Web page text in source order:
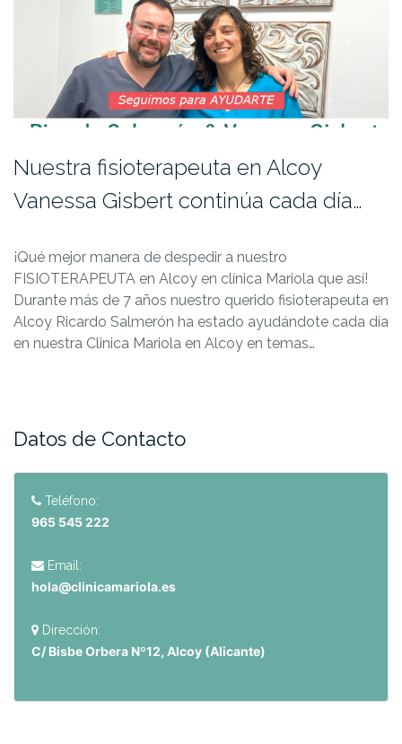
Nuestra fisioterapeuta en Alcoy
Vanessa Gisbert continúa cada día…
¡Qué mejor manera de despedir a nuestro
FISIOTERAPEUTA en Alcoy en clínica Mariola que así!
Durante más de 7 años nuestro querido fisioterapeuta en
Alcoy Ricardo Salmerón ha estado ayudándote cada día
en nuestra Clinica Mariola en Alcoy en temas…
Datos de Contacto
Teléfono:
965 545 222
Email:
hola@clinicamariola.es
Dirección:
C/ Bisbe Orbera Nº12, Alcoy (Alicante)